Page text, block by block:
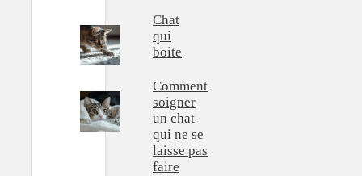
Chat
qui
boite
Comment
soigner
un chat
qui ne se
laisse pas
faire